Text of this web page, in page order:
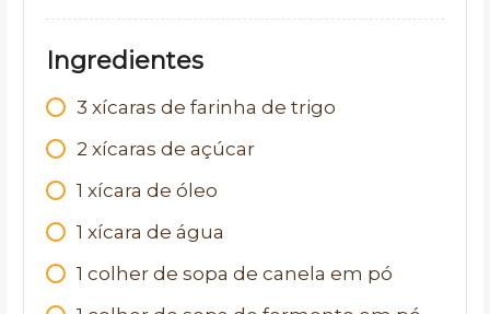
Ingredientes
3 xícaras de farinha de trigo
2 xícaras de açúcar
1 xícara de óleo
1 xícara de água
1 colher de sopa de canela em pó